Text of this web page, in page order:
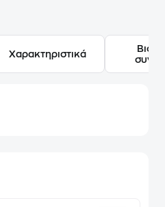
Χαρακτηριστικά